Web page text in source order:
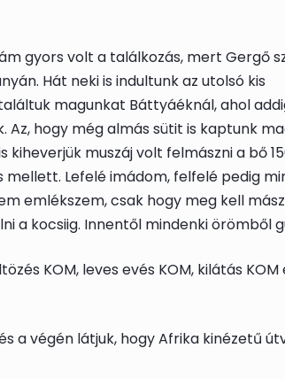
gyors volt a találkozás, mert Gergő
Hát neki is indultunk az utolsó kis
magunkat Báttyáéknál, ahol
hogy még almás sütit is kaptunk
muszáj volt felmászni a bő
Lefelé imádom, felfelé pedig
emlékszem, csak hogy meg kell
a kocsiig. Innentől mindenki örömből
KOM, leves evés KOM, kilátás KOM
a végén látjuk, hogy Afrika kinézetű